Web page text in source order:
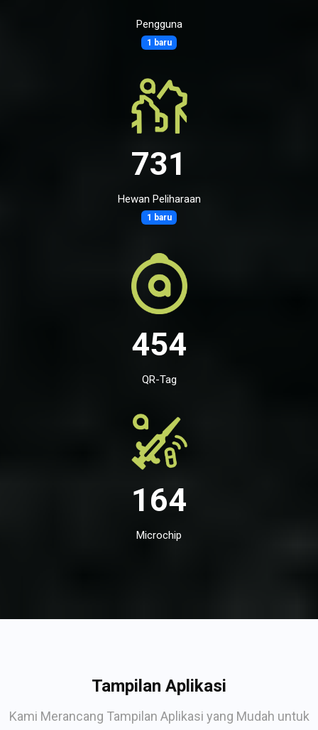
Pengguna
1 baru
731
Hewan Peliharaan
1 baru
454
QR-Tag
164
Microchip
Tampilan Aplikasi
Kami Merancang Tampilan Aplikasi yang Mudah untuk